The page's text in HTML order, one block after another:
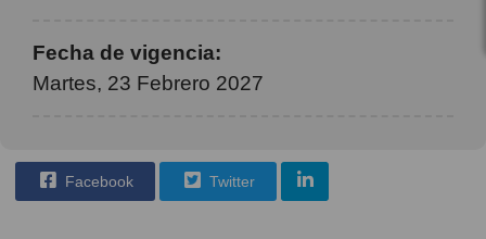
Fecha de vigencia:
Martes, 23 Febrero 2027
Facebook Twitter